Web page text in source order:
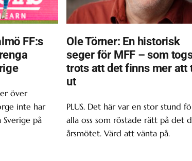
FF:s
över
inte har
på
Ole Törner: En historisk
seger för MFF – som
trots att det finns mer att
ut
PLUS. Det här var en stor stund
alla oss som röstade rätt på det
årsmötet. Värd att vänta på.